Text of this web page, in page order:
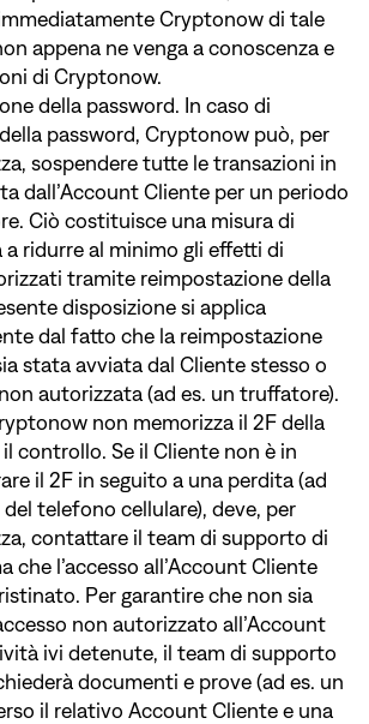
Cryptonow di tale
appena ne venga a conoscenza e
di Cryptonow.
della password. In caso di
password, Cryptonow può, per
sospendere tutte le transazioni in
dall’Account Cliente per un periodo
Ciò costituisce una misura di
ridurre al minimo gli effetti di
tramite reimpostazione della
disposizione si applica
dal fatto che la reimpostazione
stata avviata dal Cliente stesso o
autorizzata (ad es. un truffatore).
non memorizza il 2F della
controllo. Se il Cliente non è in
il 2F in seguito a una perdita (ad
telefono cellulare), deve, per
contattare il team di supporto di
che l’accesso all’Account Cliente
Per garantire che non sia
non autorizzato all’Account
ivi detenute, il team di supporto
documenti e prove (ad es. un
il relativo Account Cliente e una